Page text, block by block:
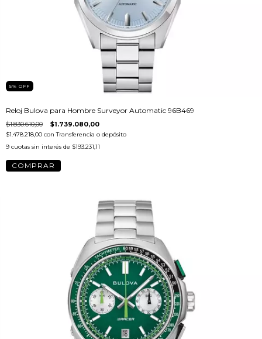
5% OFF
Reloj Bulova para Hombre Surveyor Automatic 96B469
$1.830.610,00 $1.739.080,00
$1.478.218,00 con Transferencia o depósito
9 cuotas sin interés de $193.231,11